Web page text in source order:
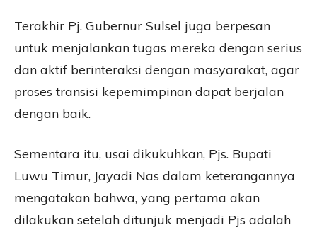
Terakhir Pj. Gubernur Sulsel juga berpesan
untuk menjalankan tugas mereka dengan serius
dan aktif berinteraksi dengan masyarakat, agar
proses transisi kepemimpinan dapat berjalan
dengan baik.
Sementara itu, usai dikukuhkan, Pjs. Bupati
Luwu Timur, Jayadi Nas dalam keterangannya
mengatakan bahwa, yang pertama akan
dilakukan setelah ditunjuk menjadi Pjs adalah